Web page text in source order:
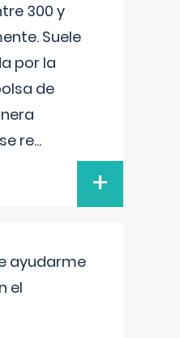
300 y
Suele
por la
de
re...
+
ayudarme
el